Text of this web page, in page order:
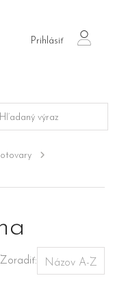
Prihlásiť
login
Zoradiť: